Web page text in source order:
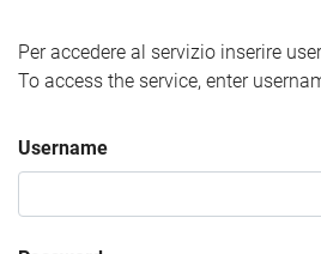
Per accedere al servizio inserire
To access the service, enter
Username